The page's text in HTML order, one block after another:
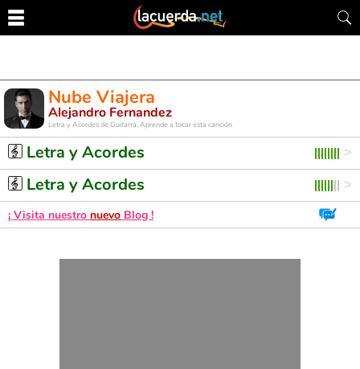
Nube Viajera
Alejandro Fernandez
Letra y Acordes de Guitarra. Aprende a tocar esta canción
Letra y Acordes
Letra y Acordes
¡ Visita nuestro nuevo Blog !